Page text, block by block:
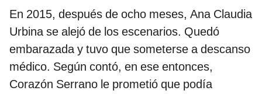
En 2015, después de ocho meses, Ana Claudia
Urbina se alejó de los escenarios. Quedó
embarazada y tuvo que someterse a descanso
médico. Según contó, en ese entonces,
Corazón Serrano le prometió que podía